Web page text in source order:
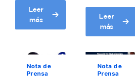
Leer
más
about
Unacom
del
Leer
más
about
Ante
guerra
cognitiva,
investigador
Nota de
Prensa
Nota de
Prensa